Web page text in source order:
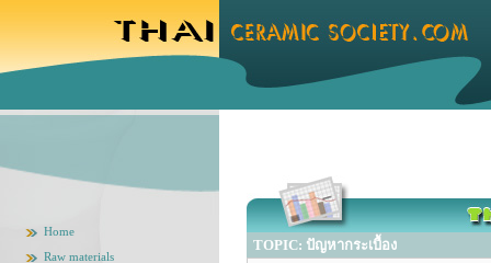
Home
Raw materials
TOPIC: ปัญหากระเบื้อง